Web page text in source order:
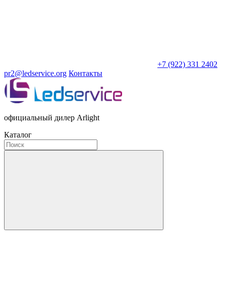
+7 (922) 331 2402
pr2@ledservice.org Контакты
официальный дилер Arlight
Каталог